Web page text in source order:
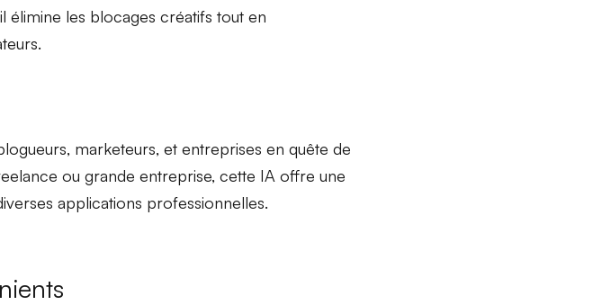
élimine les blocages créatifs tout en
, marketeurs, et entreprises en quête de
ou grande entreprise, cette IA offre une
applications professionnelles.